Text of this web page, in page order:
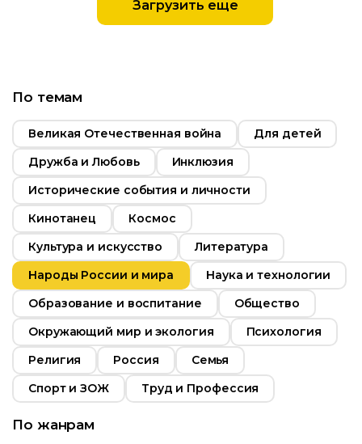
39:00
Год 2022
Страна Россия
Загрузить еще
По темам
Великая Отечественная война
Для детей
Дружба и Любовь
Инклюзия
Исторические события и личности
Кинотанец
Космос
Культура и искусство
Литература
Народы России и мира
Наука и технологии
Образование и воспитание
Общество
Окружающий мир и экология
Психология
Религия
Россия
Семья
Спорт и ЗОЖ
Труд и Профессия
По жанрам